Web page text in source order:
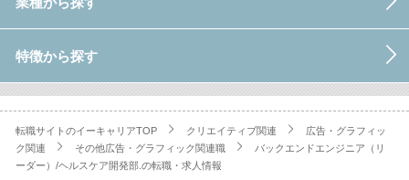
特徴から探す
転職サイトのイーキャリアTOP クリエイティブ関連
広告・グラフィッ
ク関連
その他広告・グラフィック関連職
バックエンドエンジニア（リ
ーダー）/ヘルスケア開発部.の転職・求人情報